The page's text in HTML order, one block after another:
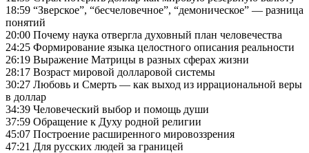
18:59 “Зверское”, “бесчеловечное”, “демоническое” — разница
понятий
20:00 Почему наука отвергла духовный план человечества
24:25 Формирование языка целостного описания реальности
26:19 Выражение Матрицы в разных сферах жизни
28:17 Возраст мировой долларовой системы
30:27 Любовь и Смерть — как выход из иррациональной веры
в доллар
34:39 Человеческий выбор и помощь души
37:59 Обращение к Духу родной религии
45:07 Построение расширенного мировоззрения
47:21 Для русских людей за границей